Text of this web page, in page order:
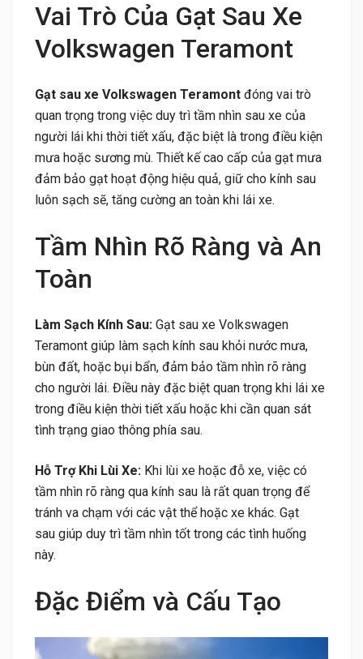
Vai Trò Của Gạt Sau Xe
Volkswagen Teramont
Gạt sau xe Volkswagen Teramont đóng vai trò
quan trọng trong việc duy trì tầm nhìn sau xe của
người lái khi thời tiết xấu, đặc biệt là trong điều kiện
mưa hoặc sương mù. Thiết kế cao cấp của gạt mưa
đảm bảo gạt hoạt động hiệu quả, giữ cho kính sau
luôn sạch sẽ, tăng cường an toàn khi lái xe.
Tầm Nhìn Rõ Ràng và An
Toàn
Làm Sạch Kính Sau: Gạt sau xe Volkswagen
Teramont giúp làm sạch kính sau khỏi nước mưa,
bùn đất, hoặc bụi bẩn, đảm bảo tầm nhìn rõ ràng
cho người lái. Điều này đặc biệt quan trọng khi lái xe
trong điều kiện thời tiết xấu hoặc khi cần quan sát
tình trạng giao thông phía sau.
Hỗ Trợ Khi Lùi Xe: Khi lùi xe hoặc đỗ xe, việc có
tầm nhìn rõ ràng qua kính sau là rất quan trọng để
tránh va chạm với các vật thể hoặc xe khác. Gạt
sau giúp duy trì tầm nhìn tốt trong các tình huống
này.
Đặc Điểm và Cấu Tạo